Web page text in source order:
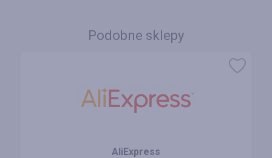
Podobne sklepy
AliExpress